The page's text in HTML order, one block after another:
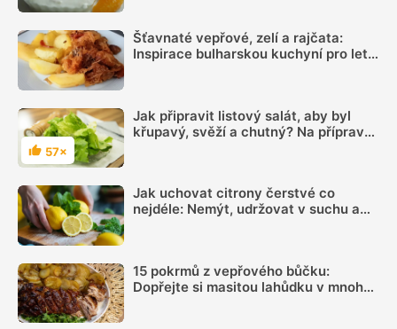
Šťavnaté vepřové, zelí a rajčata:
Inspirace bulharskou kuchyní pro letní
Hodnocení
57×
Jak připravit listový salát, aby byl
křupavý, svěží a chutný? Na přípravu
Jak uchovat citrony čerstvé co
nejdéle: Nemýt, udržovat v suchu a
15 pokrmů z vepřového bůčku:
Dopřejte si masitou lahůdku v mnoha